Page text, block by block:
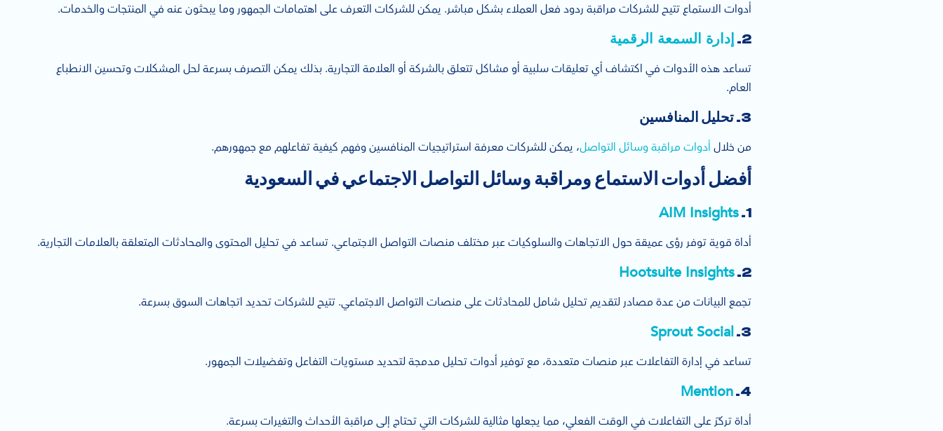
أدوات الاستماع تتيح للشركات مراقبة ردود فعل العملاء بشكل مباشر. يمكن للشركات التعرف على اهتمامات الجمهور وما يبحثون عنه في المنتجات والخدمات.
2. إدارة السمعة الرقمية
تساعد هذه الأدوات في اكتشاف أي تعليقات سلبية أو مشاكل تتعلق بالشركة أو العلامة التجارية. بذلك يمكن التصرف بسرعة لحل المشكلات وتحسين الانطباع
العام.
3. تحليل المنافسين
من خلالأدوات مراقبة وسائل التواصل، يمكن للشركات معرفة استراتيجيات المنافسين وفهم كيفية تفاعلهم مع جمهورهم.
أفضل أدوات الاستماع ومراقبة وسائل التواصل الاجتماعي في السعودية
1.
AIM Insights
أداة قوية توفر رؤى عميقة حول الاتجاهات والسلوكيات عبر مختلف منصات التواصل الاجتماعي. تساعد في تحليل المحتوى والمحادثات المتعلقة بالعلامات التجارية.
2.
Hootsuite Insights
تجمع البيانات من عدة مصادر لتقديم تحليل شامل للمحادثات على منصات التواصل الاجتماعي. تتيح للشركات تحديد اتجاهات السوق بسرعة.
3.
Sprout Social
تساعد في إدارة التفاعلات عبر منصات متعددة، مع توفير أدوات تحليل مدمجة لتحديد مستويات التفاعل وتفضيلات الجمهور.
4.
Mention
أداة تركّز على التفاعلات في الوقت الفعلي، مما يجعلها مثالية للشركات التي تحتاج إلى مراقبة الأحداث والتغيرات بسرعة.